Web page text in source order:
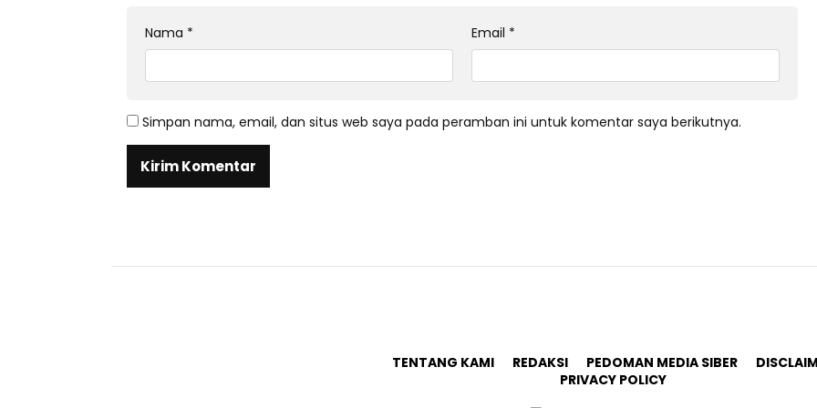
Nama * Email *
Simpan nama, email, dan situs web saya pada peramban ini untuk komentar saya berikutnya.
TENTANG KAMI REDAKSI PEDOMAN MEDIA SIBER
PRIVACY POLICY